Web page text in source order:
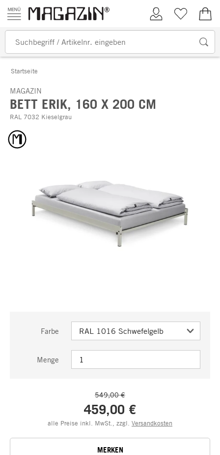
Zum Inhalt springen
Kundenkonto
Merkliste
Startseite
MAGAZIN
BETT ERIK, 160 X 200 CM
RAL 7032 Kieselgrau
Farbe
Menge
549,00 €
459,00 €
alle Preise inkl. MwSt., zzgl. Versandkosten
MERKEN